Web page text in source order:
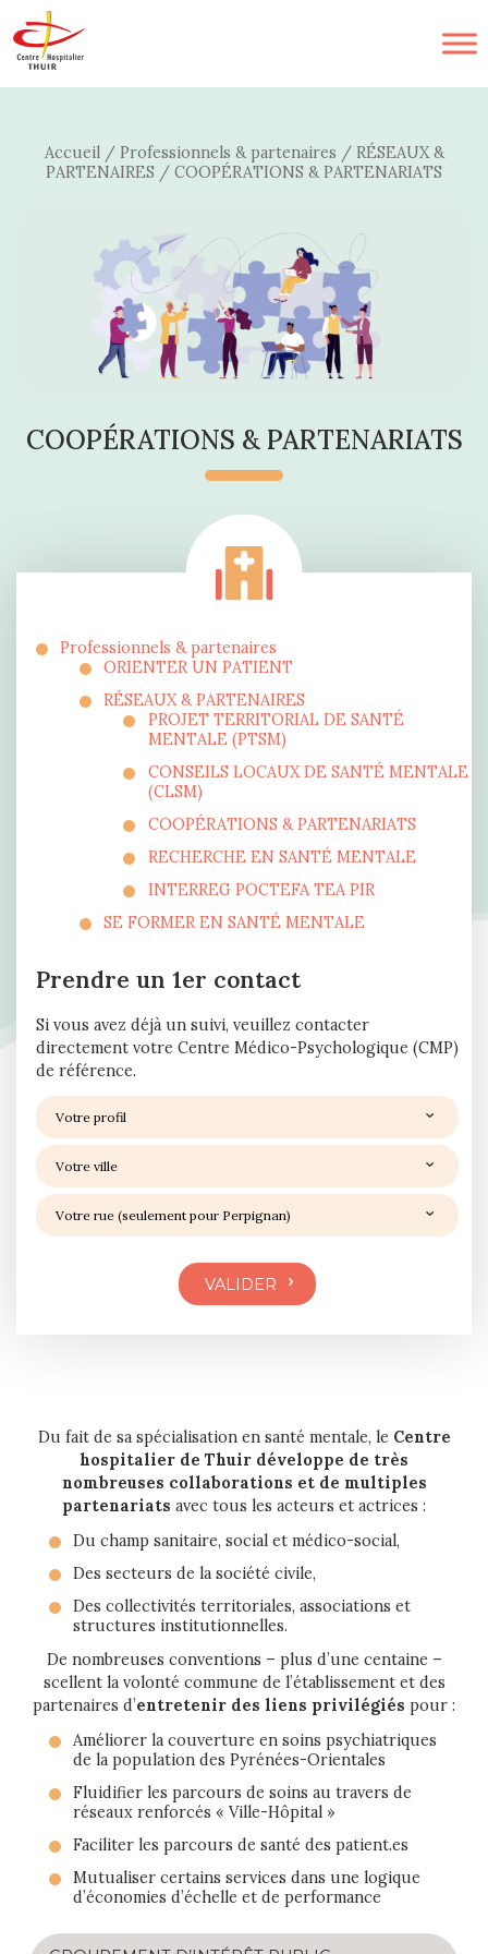
Accueil/ Professionnels & partenaires / RÉSEAUX &
PARTENAIRES / COOPÉRATIONS & PARTENARIATS
COOPÉRATIONS & PARTENARIATS
Professionnels & partenaires
ORIENTER UN PATIENT
RÉSEAUX & PARTENAIRES
PROJET TERRITORIAL DE SANTÉ
MENTALE (PTSM)
CONSEILS LOCAUX DE SANTÉ MENTALE
(CLSM)
COOPÉRATIONS & PARTENARIATS
RECHERCHE EN SANTÉ MENTALE
INTERREG POCTEFA TEA PIR
SE FORMER EN SANTÉ MENTALE
Prendre un 1er contact
Si vous avez déjà un suivi, veuillez contacter
directement votre Centre Médico-Psychologique (CMP)
de référence.
Du fait de sa spécialisation en santé mentale, le Centre
hospitalier de Thuir développe de très
nombreuses collaborations et de multiples
partenariats avec tous les acteurs et actrices :
Du champ sanitaire, social et médico-social,
Des secteurs de la société civile,
Des collectivités territoriales, associations et
structures institutionnelles.
De nombreuses conventions – plus d’une centaine –
scellent la volonté commune de l’établissement et des
partenaires d’entretenir des liens privilégiés pour :
Améliorer la couverture en soins psychiatriques
de la population des Pyrénées-Orientales
Fluidifier les parcours de soins au travers de
réseaux renforcés « Ville-Hôpital »
Faciliter les parcours de santé des patient.es
Mutualiser certains services dans une logique
d’économies d’échelle et de performance